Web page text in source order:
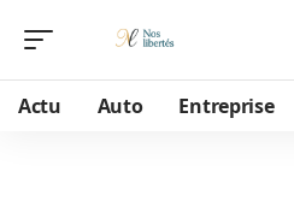
Actu Auto Entreprise